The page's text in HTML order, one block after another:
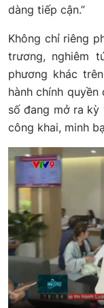
dàng tiếp cận.”
Không chỉ riêng
trương, nghiêm
phương khác
hành chính
số đang mở ra kỳ
công khai, minh